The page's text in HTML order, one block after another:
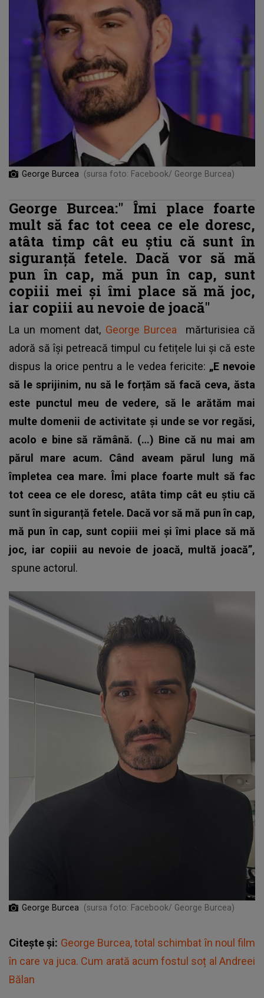
George Burcea (sursa foto: Facebook/ George Burcea)
George Burcea:" Îmi place foarte
mult să fac tot ceea ce ele doresc,
atâta timp cât eu știu că sunt în
siguranță fetele. Dacă vor să mă
pun în cap, mă pun în cap, sunt
copiii mei și îmi place să mă joc,
iar copiii au nevoie de joacă"
La un moment dat, George Burcea
mărturisiea că
adoră să își petreacă timpul cu fetițele lui și că este
dispus la orice pentru a le vedea fericite: „E nevoie
să le sprijinim, nu să le forțăm să facă ceva, ăsta
este punctul meu de vedere, să le arătăm mai
multe domenii de activitate și unde se vor regăsi,
acolo e bine să rămână. (…) Bine că nu mai am
părul mare acum. Când aveam părul lung mă
împletea cea mare. Îmi place foarte mult să fac
tot ceea ce ele doresc, atâta timp cât eu știu că
sunt în siguranță fetele. Dacă vor să mă pun în cap,
mă pun în cap, sunt copiii mei și îmi place să mă
joc, iar copiii au nevoie de joacă, multă joacă”,
spune actorul.
George Burcea (sursa foto: Facebook/ George Burcea)
Citește și: George Burcea, total schimbat în noul film
în care va juca. Cum arată acum fostul soț al Andreei
Bălan